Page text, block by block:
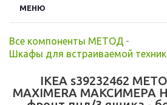
МЕНЮ
Все компоненты МЕТОД -
Шкафы для встраиваемой
IKEA s39232462
MAXIMERA МАКСИМЕРА